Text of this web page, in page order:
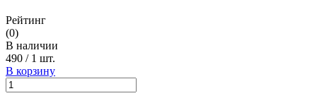
Рейтинг
(0)
В наличии
490 / 1 шт.
В корзину